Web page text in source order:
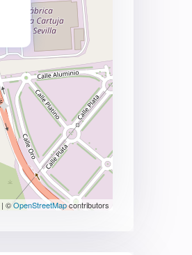
| ©OpenStreetMapcontributors